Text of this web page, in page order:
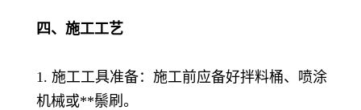
四、施工工艺
1. 施工工具准备：施工前应备好拌料桶、喷涂
机械或**鬃刷。